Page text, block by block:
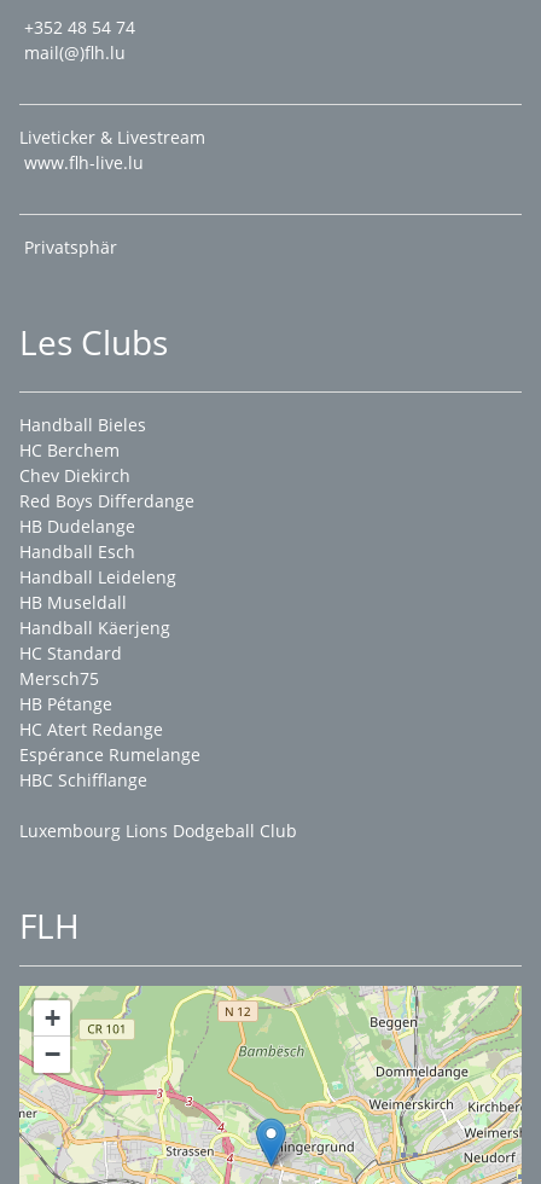
+352 48 54 74
mail(@)flh.lu
Liveticker & Livestream
www.flh-live.lu
Privatsphär
Les Clubs
Handball Bieles
HC Berchem
Chev Diekirch
Red Boys Differdange
HB Dudelange
Handball Esch
Handball Leideleng
HB Museldall
Handball Käerjeng
HC Standard
Mersch75
HB Pétange
HC Atert Redange
Espérance Rumelange
HBC Schifflange
Luxembourg Lions Dodgeball Club
FLH
+
−